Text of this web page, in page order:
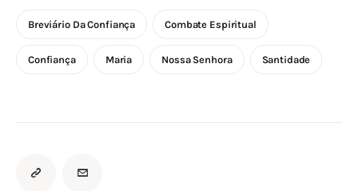
Breviário Da Confiança Combate Espiritual
Confiança Maria Nossa Senhora Santidade